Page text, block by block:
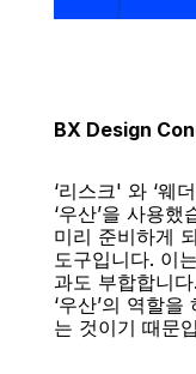
BX Design
‘리스크' 와 ‘웨
‘우산’을 사용
미리 준비하게
도구입니다. 이
과도 부합합니다
‘우산’의 역할
는 것이기 때문